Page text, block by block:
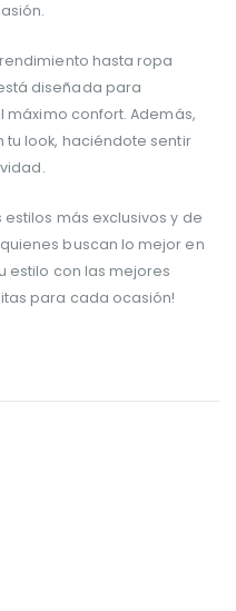
hasta ropa
diseñada para
máximo confort. Además,
look, haciéndote sentir
estilos más exclusivos y de
buscan lo mejor en
estilo con las mejores
para cada ocasión!